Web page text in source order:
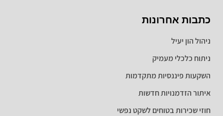
כתבות אחרונות
ניהול הון יעיל
ניתוח כלכלי מעמיק
השקעות פיננסיות מתקדמות
איתור הזדמנויות חדשות
חוזי שכירות בטוחים לשקט נפשי